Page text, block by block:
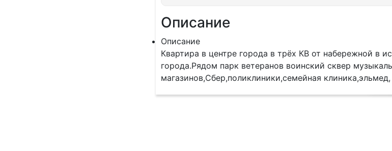
Описание
Описание
Квартира в центре города в трёх КВ от набережной в
города.Рядом парк ветеранов воинский сквер
магазинов,Сбер,поликлиники,семейная